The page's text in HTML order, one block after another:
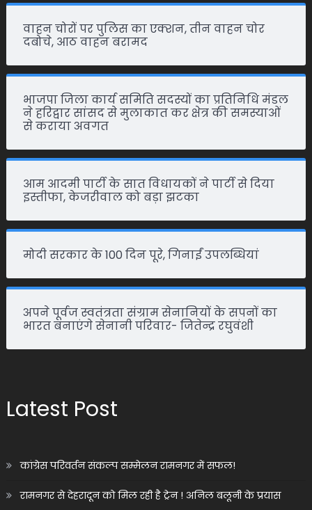
वाहन चोरों पर पुलिस का एक्शन, तीन वाहन चोर
दबोचे, आठ वाहन बरामद
भाजपा जिला कार्य समिति सदस्यों का प्रतिनिधि मंडल
ने हरिद्वार सांसद से मुलाकात कर क्षेत्र की समस्याओं
से कराया अवगत
आम आदमी पार्टी के सात विधायकों ने पार्टी से दिया
इस्तीफा, केजरीवाल को बड़ा झटका
मोदी सरकार के 100 दिन पूरे, गिनाईं उपलब्धियां
अपने पूर्वज स्वतंत्रता संग्राम सेनानियों के सपनों का
भारत बनाएंगे सेनानी परिवार- जितेन्द्र रघुवंशी
Latest Post
कांग्रेस परिवर्तन संकल्प सम्मेलन रामनगर में सफल!
रामनगर से देहरादून को मिल रही है ट्रेन ! अनिल बलूनी के प्रयास